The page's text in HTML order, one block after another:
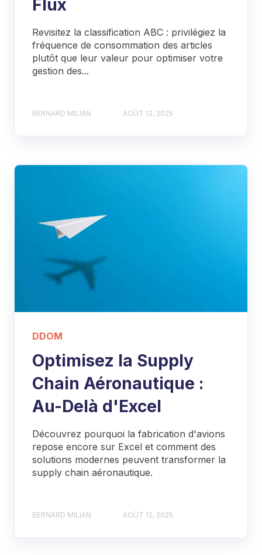
Flux
Revisitez la classification ABC : privilégiez la
fréquence de consommation des articles
plutôt que leur valeur pour optimiser votre
gestion des...
BERNARD MILIAN AOÛT 12, 2025
DDOM
Optimisez la Supply
Chain Aéronautique :
Au-Delà d'Excel
Découvrez pourquoi la fabrication d'avions
repose encore sur Excel et comment des
solutions modernes peuvent transformer la
supply chain aéronautique.
BERNARD MILIAN AOÛT 12, 2025